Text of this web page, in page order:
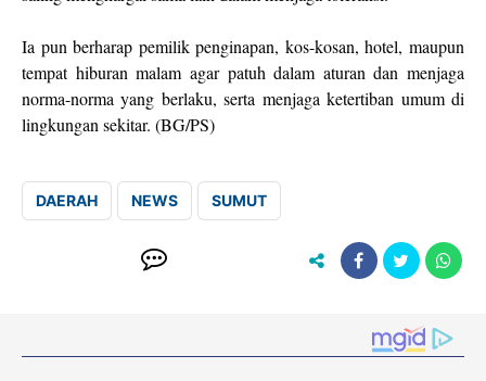
Ia pun berharap pemilik penginapan, kos-kosan, hotel, maupun
tempat hiburan malam agar patuh dalam aturan dan menjaga
norma-norma yang berlaku, serta menjaga ketertiban umum di
lingkungan sekitar. (BG/PS)
DAERAH NEWS SUMUT